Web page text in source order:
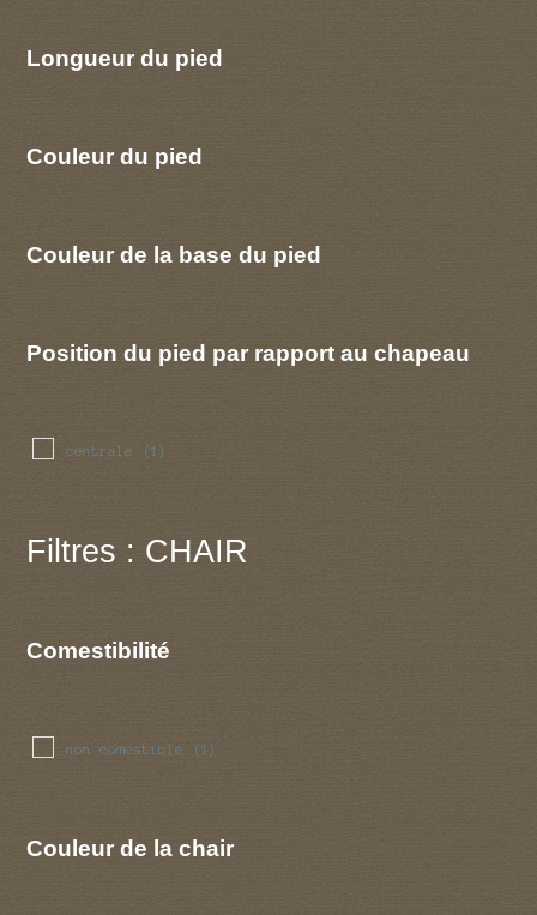
Longueur du pied
Couleur du pied
Couleur de la base du pied
Position du pied par rapport au chapeau
centrale (1)
Filtres : CHAIR
Comestibilité
non comestible (1)
Couleur de la chair